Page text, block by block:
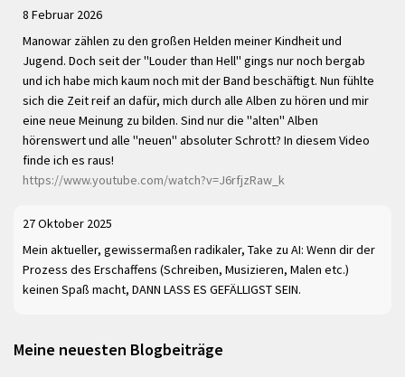
8 Februar 2026
Manowar zählen zu den großen Helden meiner Kindheit und
Jugend. Doch seit der "Louder than Hell" gings nur noch bergab
und ich habe mich kaum noch mit der Band beschäftigt. Nun fühlte
sich die Zeit reif an dafür, mich durch alle Alben zu hören und mir
eine neue Meinung zu bilden. Sind nur die "alten" Alben
hörenswert und alle "neuen" absoluter Schrott? In diesem Video
finde ich es raus!
https://www.youtube.com/watch?v=J6rfjzRaw_k
27 Oktober 2025
Mein aktueller, gewissermaßen radikaler, Take zu AI: Wenn dir der
Prozess des Erschaffens (Schreiben, Musizieren, Malen etc.)
keinen Spaß macht, DANN LASS ES GEFÄLLIGST SEIN.
Meine neuesten Blogbeiträge